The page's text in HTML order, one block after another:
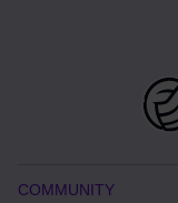
COMMUNITY